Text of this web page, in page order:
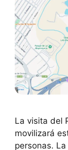
La visita del
movilizará
personas.